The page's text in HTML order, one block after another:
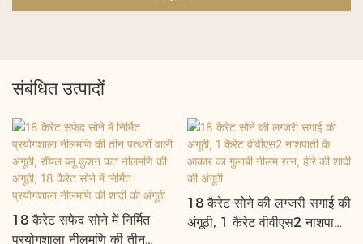
संबंधित उत्पादों
18 कैरेट सफेद सोने में निर्मित
प्रयोगशाला नीलमणि की तीन
18 कैरेट सोने की लग्जरी सगाई की
अंगूठी, 1 कैरेट वीवीएस2 नाशपाती